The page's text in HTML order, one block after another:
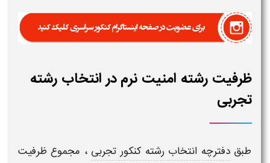
ظرفیت رشته امنیت نرم در انتخاب رشته
تجربی
طبقدفترچه انتخاب رشته کنکور تجربی ، مجموع ظرفیت